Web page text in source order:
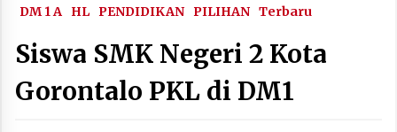
DM 1 A HL PENDIDIKAN PILIHAN Terbaru
Siswa SMK Negeri 2 Kota
Gorontalo PKL di DM1